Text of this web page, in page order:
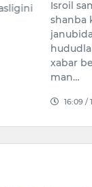
deb
bo‘lgan
yoshi
14:56 /